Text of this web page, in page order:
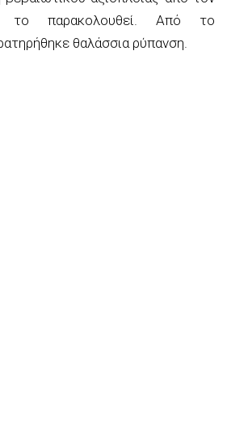
το παρακολουθεί. Από το
θαλάσσια ρύπανση.